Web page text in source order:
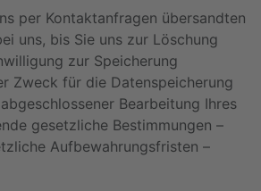
per Kontaktanfragen übersandten
uns, bis Sie uns zur Löschung
zur Speicherung
Zweck für die Datenspeicherung
Bearbeitung Ihres
gesetzliche Bestimmungen –
Aufbewahrungsfristen –